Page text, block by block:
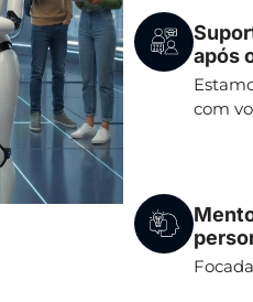
após
com